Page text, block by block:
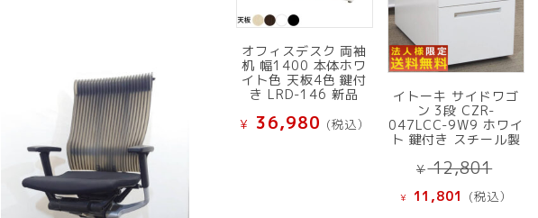
オフィスデスク 両袖
机 幅1400 本体ホワ
イト色 天板4色 鍵付
き LRD-146 新品
¥ 36,980 (税込）
品
イトーキ サイドワゴ
ン 3段 CZR-
047LCC-9W9 ホワイ
ト 鍵付き スチール製
¥12,801
の
価
¥ 11,801 現
(税込）